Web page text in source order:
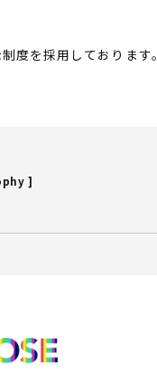
度を採用しております。
]